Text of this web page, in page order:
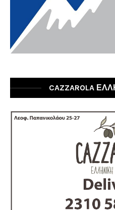
CAZZAROLA